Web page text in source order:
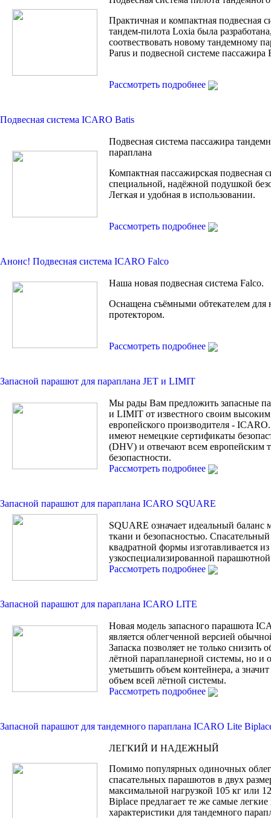
Практичная и компактная подвесная
тандем-пилота Loxia была
соотвествовать новому тандемному
Parus и подвесной системе пассажира
Рассмотреть подробнее
Подвесная система ICARO Batis
Подвесная система пассажира
параплана
Компактная пассажирская подвесная
специальной, надёжной подушкой
Легкая и удобная в использовании.
Рассмотреть подробнее
Анонс! Подвесная сиcтема ICARO Falco
Наша новая подвесная система Falco.
Оснащена съёмными обтекателем для
протектором.
Рассмотреть подробнее
Запасной парашют для параплана JET и LIMIT
Мы рады Вам предложить запасные
и LIMIT от известного своим высоким
европейского производителя -
имеют немецкие сертификаты
(DHV) и отвечают всем европейским
безопастности.
Рассмотреть подробнее
Запасной парашют для параплана ICARO SQUARE
SQUARE означает идеальный баланс
ткани и безопасностью.
квадратной формы изготавливается из
узкоспециализированной
Рассмотреть подробнее
Запасной парашют для параплана ICARO LITE
Новая модель запасного парашюта
является облегченной версией
Запаска позволяет не только снизить
лётной парапланерной системы, но и
уметьшить объем контейнера, а
объем всей лётной системы.
Рассмотреть подробнее
Запасной парашют для тандемного параплана ICARO Lite
ЛЕГКИЙ И НАДЕЖНЫЙ
Помимо популярных одиночных
спасательных парашютов в двух
максимальной нагрузкой 105 кг или
Biplace предлагает те же самые
характеристики для тандемного